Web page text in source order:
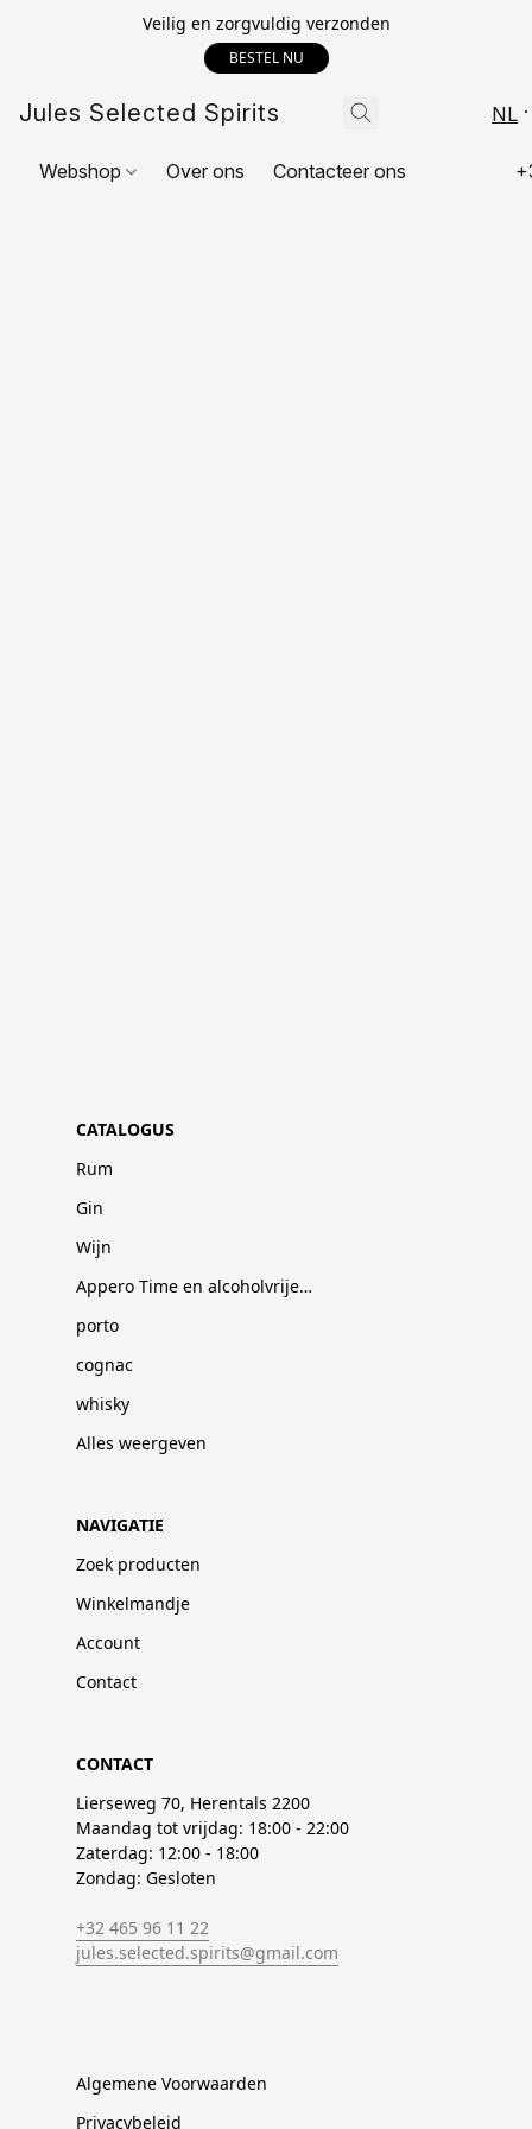
Veilig en zorgvuldig verzonden
BESTEL NU
Jules Selected Spirits NL
Webshop Over ons Contacteer ons
CATALOGUS
Rum
Gin
Wijn
Appero Time en alcoholvrije dranken
porto
cognac
whisky
Alles weergeven
NAVIGATIE
Zoek producten
Winkelmandje
Account
Contact
CONTACT
Lierseweg 70, Herentals 2200
Maandag tot vrijdag: 18:00 - 22:00
Zaterdag: 12:00 - 18:00
Zondag: Gesloten
+32 465 96 11 22
jules.selected.spirits@gmail.com
Algemene Voorwaarden
Privacybeleid